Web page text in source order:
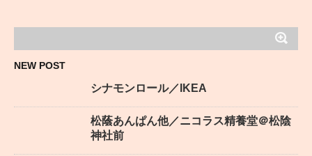
NEW POST
シナモンロール／IKEA
松蔭あんぱん他／ニコラス精養堂＠松陰
神社前